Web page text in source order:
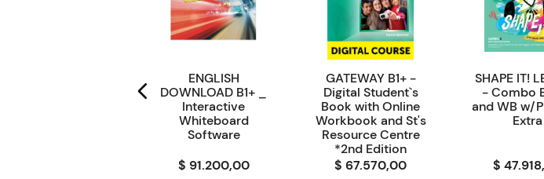
ENGLISH
DOWNLOAD B1+ _
Interactive
Whiteboard
Software
$ 91.200,00
GATEWAY B1+ -
Digital Student`s
Book with Online
Workbook and St's
Resource Centre
*2nd Edition
$ 67.570,00
SHAPE IT!
- Combo
and WB w/
Extra
$